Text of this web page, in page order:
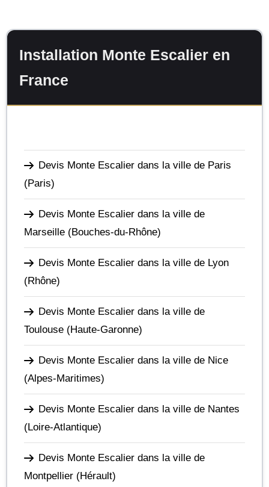
Installation Monte Escalier en
France
Devis Monte Escalier dans la ville de Paris
(Paris)
Devis Monte Escalier dans la ville de
Marseille (Bouches-du-Rhône)
Devis Monte Escalier dans la ville de Lyon
(Rhône)
Devis Monte Escalier dans la ville de
Toulouse (Haute-Garonne)
Devis Monte Escalier dans la ville de Nice
(Alpes-Maritimes)
Devis Monte Escalier dans la ville de Nantes
(Loire-Atlantique)
Devis Monte Escalier dans la ville de
Montpellier (Hérault)